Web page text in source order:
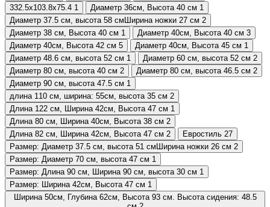
332.5х103.8х75.4 1 Диаметр 36см, Высота 40 см 1
Диаметр 37.5 см, высота 58 смШирина ножки 27 см 2
Диаметр 38 см, Высота 40 см 1 Диаметр 40см, Высота 40 см 3
Диаметр 40см, Высота 42 см 5 Диаметр 40см, Высота 45 см 1
Диаметр 48.6 см, высота 52 см 1 Диаметр 60 см, высота 52 см 2
Диаметр 80 см, высота 40 см 2 Диаметр 80 см, высота 46.5 см 2
Диаметр 90 см, высота 47.5 см 1
длина 110 см, ширина: 55см, высота 35 см 2
Длина 122 см, Ширина 42см, Высота 47 см 1
Длина 80 см, Ширина 40см, Высота 38 см 2
Длина 82 см, Ширина 42см, Высота 47 см 2 Евростиль 27
Размер: Диаметр 37.5 см, высота 51 смШирина ножки 26 см 2
Размер: Диаметр 70 см, высота 47 см 1
Размер: Длина 90 см, Ширина 90 см, высота 30 см 1
Размер: Ширина 42см, Высота 47 см 1
Ширина 50см, Глубина 62см, Высота 93 см. Высота сидения: 48.5